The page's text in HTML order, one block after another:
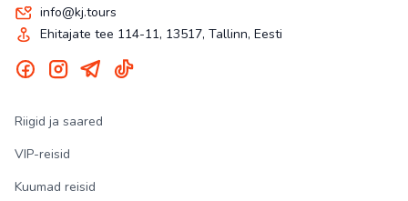
info@kj.tours
Ehitajate tee 114-11, 13517, Tallinn, Eesti
Riigid ja saared
VIP-reisid
Kuumad reisid